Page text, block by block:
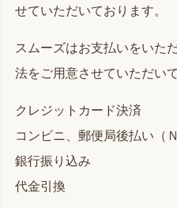
せていただいております。
スムーズはお支払いをいた
法をご用意させていただい
クレジットカード決済
コンビニ、郵便局後払い（
銀行振り込み
代金引換